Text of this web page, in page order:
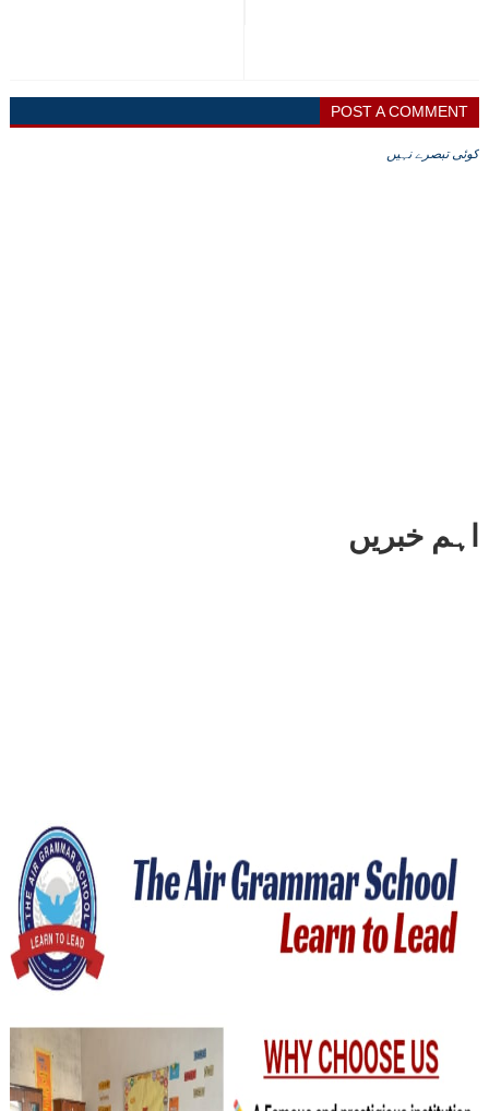
POST A COMMENT
کوئی تبصرے نہیں
اہم خبریں